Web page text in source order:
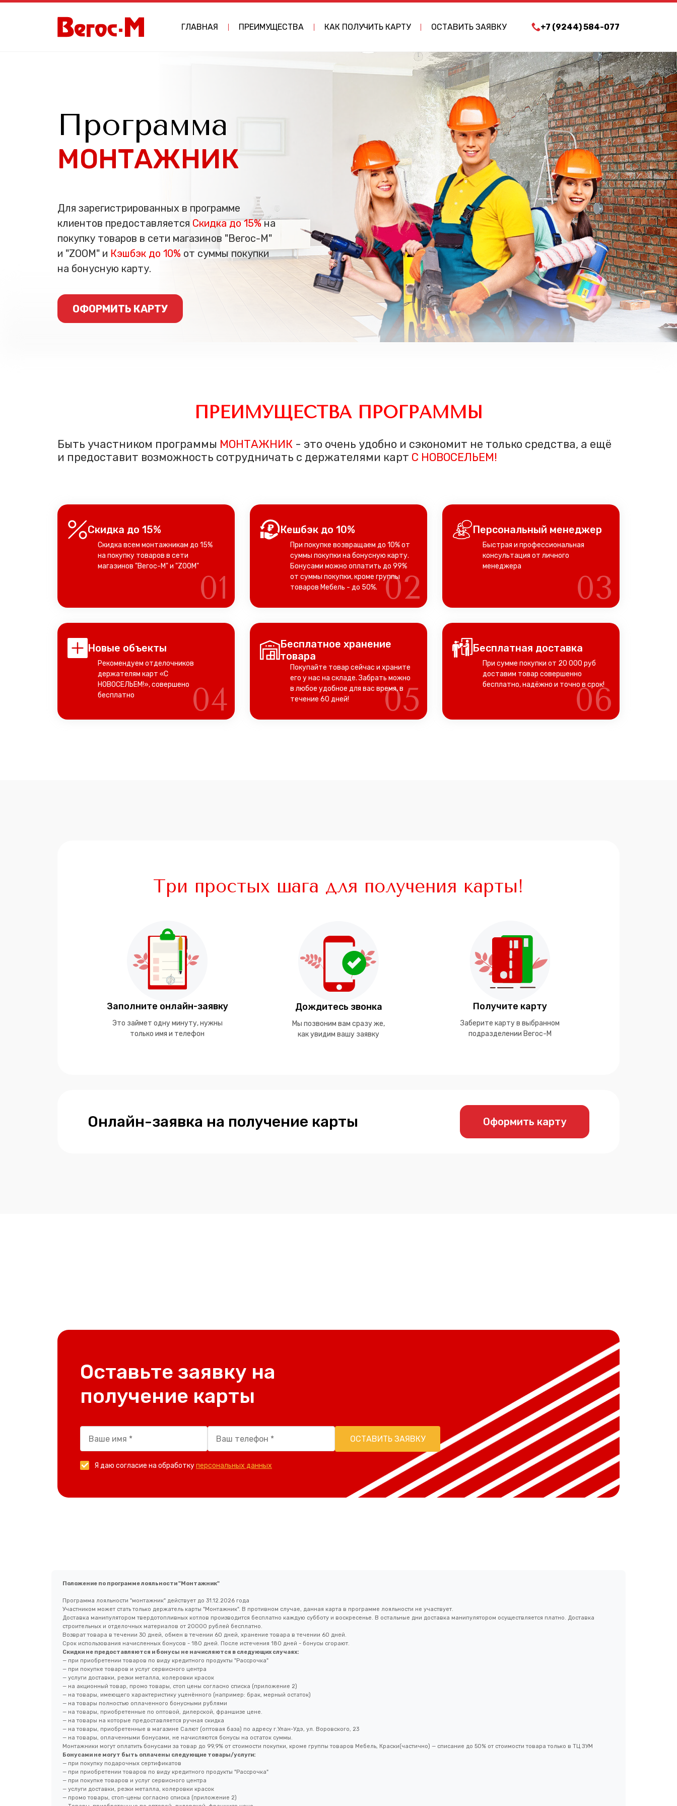
ГЛАВНАЯ ПРЕИМУЩЕСТВА КАК ПОЛУЧИТЬ КАРТУ ОСТАВИТЬ ЗАЯВКУ +7 (9244) 584-077
Программа
МОНТАЖНИК
Для зарегистрированных в программе
клиентов предоставляется Скидка до 15%на
покупку товаров в сети магазинов "Вегос-М"
и "ZOOM" и Кэшбэк до 10% от суммы покупки
на бонусную карту.
ОФОРМИТЬ КАРТУ
ПРЕИМУЩЕСТВА ПРОГРАММЫ
Быть участником программы МОНТАЖНИК - это очень удобно и сэкономит не только средства, а ещё
и предоставит возможность сотрудничать с держателями карт С НОВОСЕЛЬЕМ!
Скидка до 15%
Скидка всем монтажникам до 15%
на покупку товаров в сети
магазинов "Вегос-М" и "ZOOM"
01
Кешбэк до 10%
При покупке возвращаем до 10% от
суммы покупки на бонусную карту.
Бонусами можно оплатить до 99%
от суммы покупки, кроме группы
товаров Мебель - до 50%.
02
Персональный менеджер
Быстрая и профессиональная
консультация от личного
менеджера
03
Новые объекты
Рекомендуем отделочников
держателям карт «С
НОВОСЕЛЬЕМ!», совершено
бесплатно
04
Бесплатное хранение
товара
Покупайте товар сейчас и храните
его у нас на складе. Забрать можно
в любое удобное для вас время, в
течение 60 дней!
05
Бесплатная доставка
При сумме покупки от 20 000 руб
доставим товар совершенно
бесплатно, надёжно и точно в срок!
06
Три простых шага для получения карты!
Заполните онлайн-заявку
Это займет одну минуту, нужны
только имя и телефон
Дождитесь звонка
Мы позвоним вам сразу же,
как увидим вашу заявку
Получите карту
Заберите карту в выбранном
подразделении Вегос-М
Онлайн-заявка на получение карты Оформить карту
Оставьте заявку на
получение карты
Я даю согласие на обработкуперсональных данных
ОСТАВИТЬ ЗАЯВКУ
Положение по программе лояльности "Монтажник"
Программа лояльности "монтажник" действует до 31.12.2026 года
Участником может стать только держатель карты "Монтажник". В противном случае, данная карта в программе лояльности не участвует.
Доставка манипулятором твердотопливных котлов производится бесплатно каждую субботу и воскресенье. В остальные дни доставка манипулятором осуществляется платно. Доставка
строительных и отделочных материалов от 20000 рублей бесплатно.
Возврат товара в течении 30 дней, обмен в течении 60 дней, хранение товара в течении 60 дней.
Срок использования начисленных бонусов - 180 дней. После истечения 180 дней - бонусы сгорают.
Скидки не предоставляются и бонусы не начисляются в следующих случаях:
— при приобретении товаров по виду кредитного продукты "Рассрочка"
— при покупке товаров и услуг сервисного центра
— услуги доставки, резки металла, колеровки красок
— на акционный товар, промо товары, стоп цены согласно списка (приложение 2)
— на товары, имеющего характеристику уценённого (например: брак, мерный остаток)
— на товары полностью оплаченного бонусными рублями
— на товары, приобретенные по оптовой, дилерской, франшизе цене.
— на товары на которые предоставляется ручная скидка
— на товары, приобретенные в магазине Салют (оптовая база) по адресу г.Улан-Удэ, ул. Воровского, 23
— на товары, оплаченными бонусами, не начисляются бонусы на остаток суммы.
Монтажники могут оплатить бонусами за товар до 99,9% от стоимости покупки, кроме группы товаров Мебель, Краски(частично) — списание до 50% от стоимости товара только в ТЦ ЗУМ
Бонусами не могут быть оплачены следующие товары/услуги:
— при покупку подарочных сертификатов
— при приобретении товаров по виду кредитного продукты "Рассрочка"
— при покупке товаров и услуг сервисного центра
— услуги доставки, резки металла, колеровки красок
— промо товары, стоп-цены согласно списка (приложение 2)